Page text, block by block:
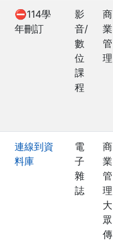
⛔114學
年刪訂
影
音/
數
位
課
程
商
業
管
理
連線到資
料庫
電
子
雜
誌
商
業
管
理
大
眾
傳